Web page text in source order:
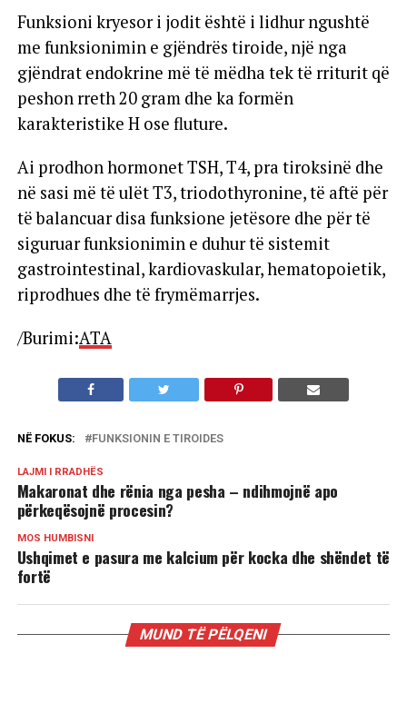
Funksioni kryesor i jodit është i lidhur ngushtë
me funksionimin e gjëndrës tiroide, një nga
gjëndrat endokrine më të mëdha tek të rriturit që
peshon rreth 20 gram dhe ka formën
karakteristike H ose fluture.
Ai prodhon hormonet TSH, T4, pra tiroksinë dhe
në sasi më të ulët T3, triodothyronine, të aftë për
të balancuar disa funksione jetësore dhe për të
siguruar funksionimin e duhur të sistemit
gastrointestinal, kardiovaskular, hematopoietik,
riprodhues dhe të frymëmarrjes.
/Burimi:ATA
NË FOKUS: FUNKSIONIN E TIROIDES
LAJMI I RRADHËS
Makaronat dhe rënia nga pesha – ndihmojnë apo
përkeqësojnë procesin?
MOS HUMBISNI
Ushqimet e pasura me kalcium për kocka dhe shëndet të
fortë
MUND TË PËLQENI